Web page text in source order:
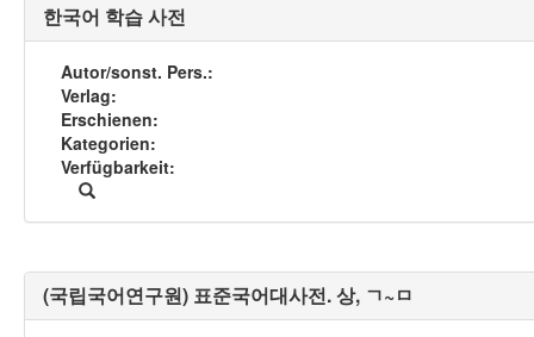
한국어 학습 사전
Autor/sonst. Pers.
Verlag
Erschienen
Kategorien
Verfügbarkeit
(국립국어연구원) 표준국어대사전. 상, ㄱ~ㅁ